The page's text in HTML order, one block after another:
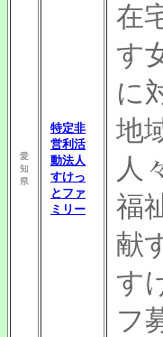
愛
知
県
特定非
営利活
動法人
すけっ
とファ
ミリー
在
す
に
地
人
福
献
す
フ